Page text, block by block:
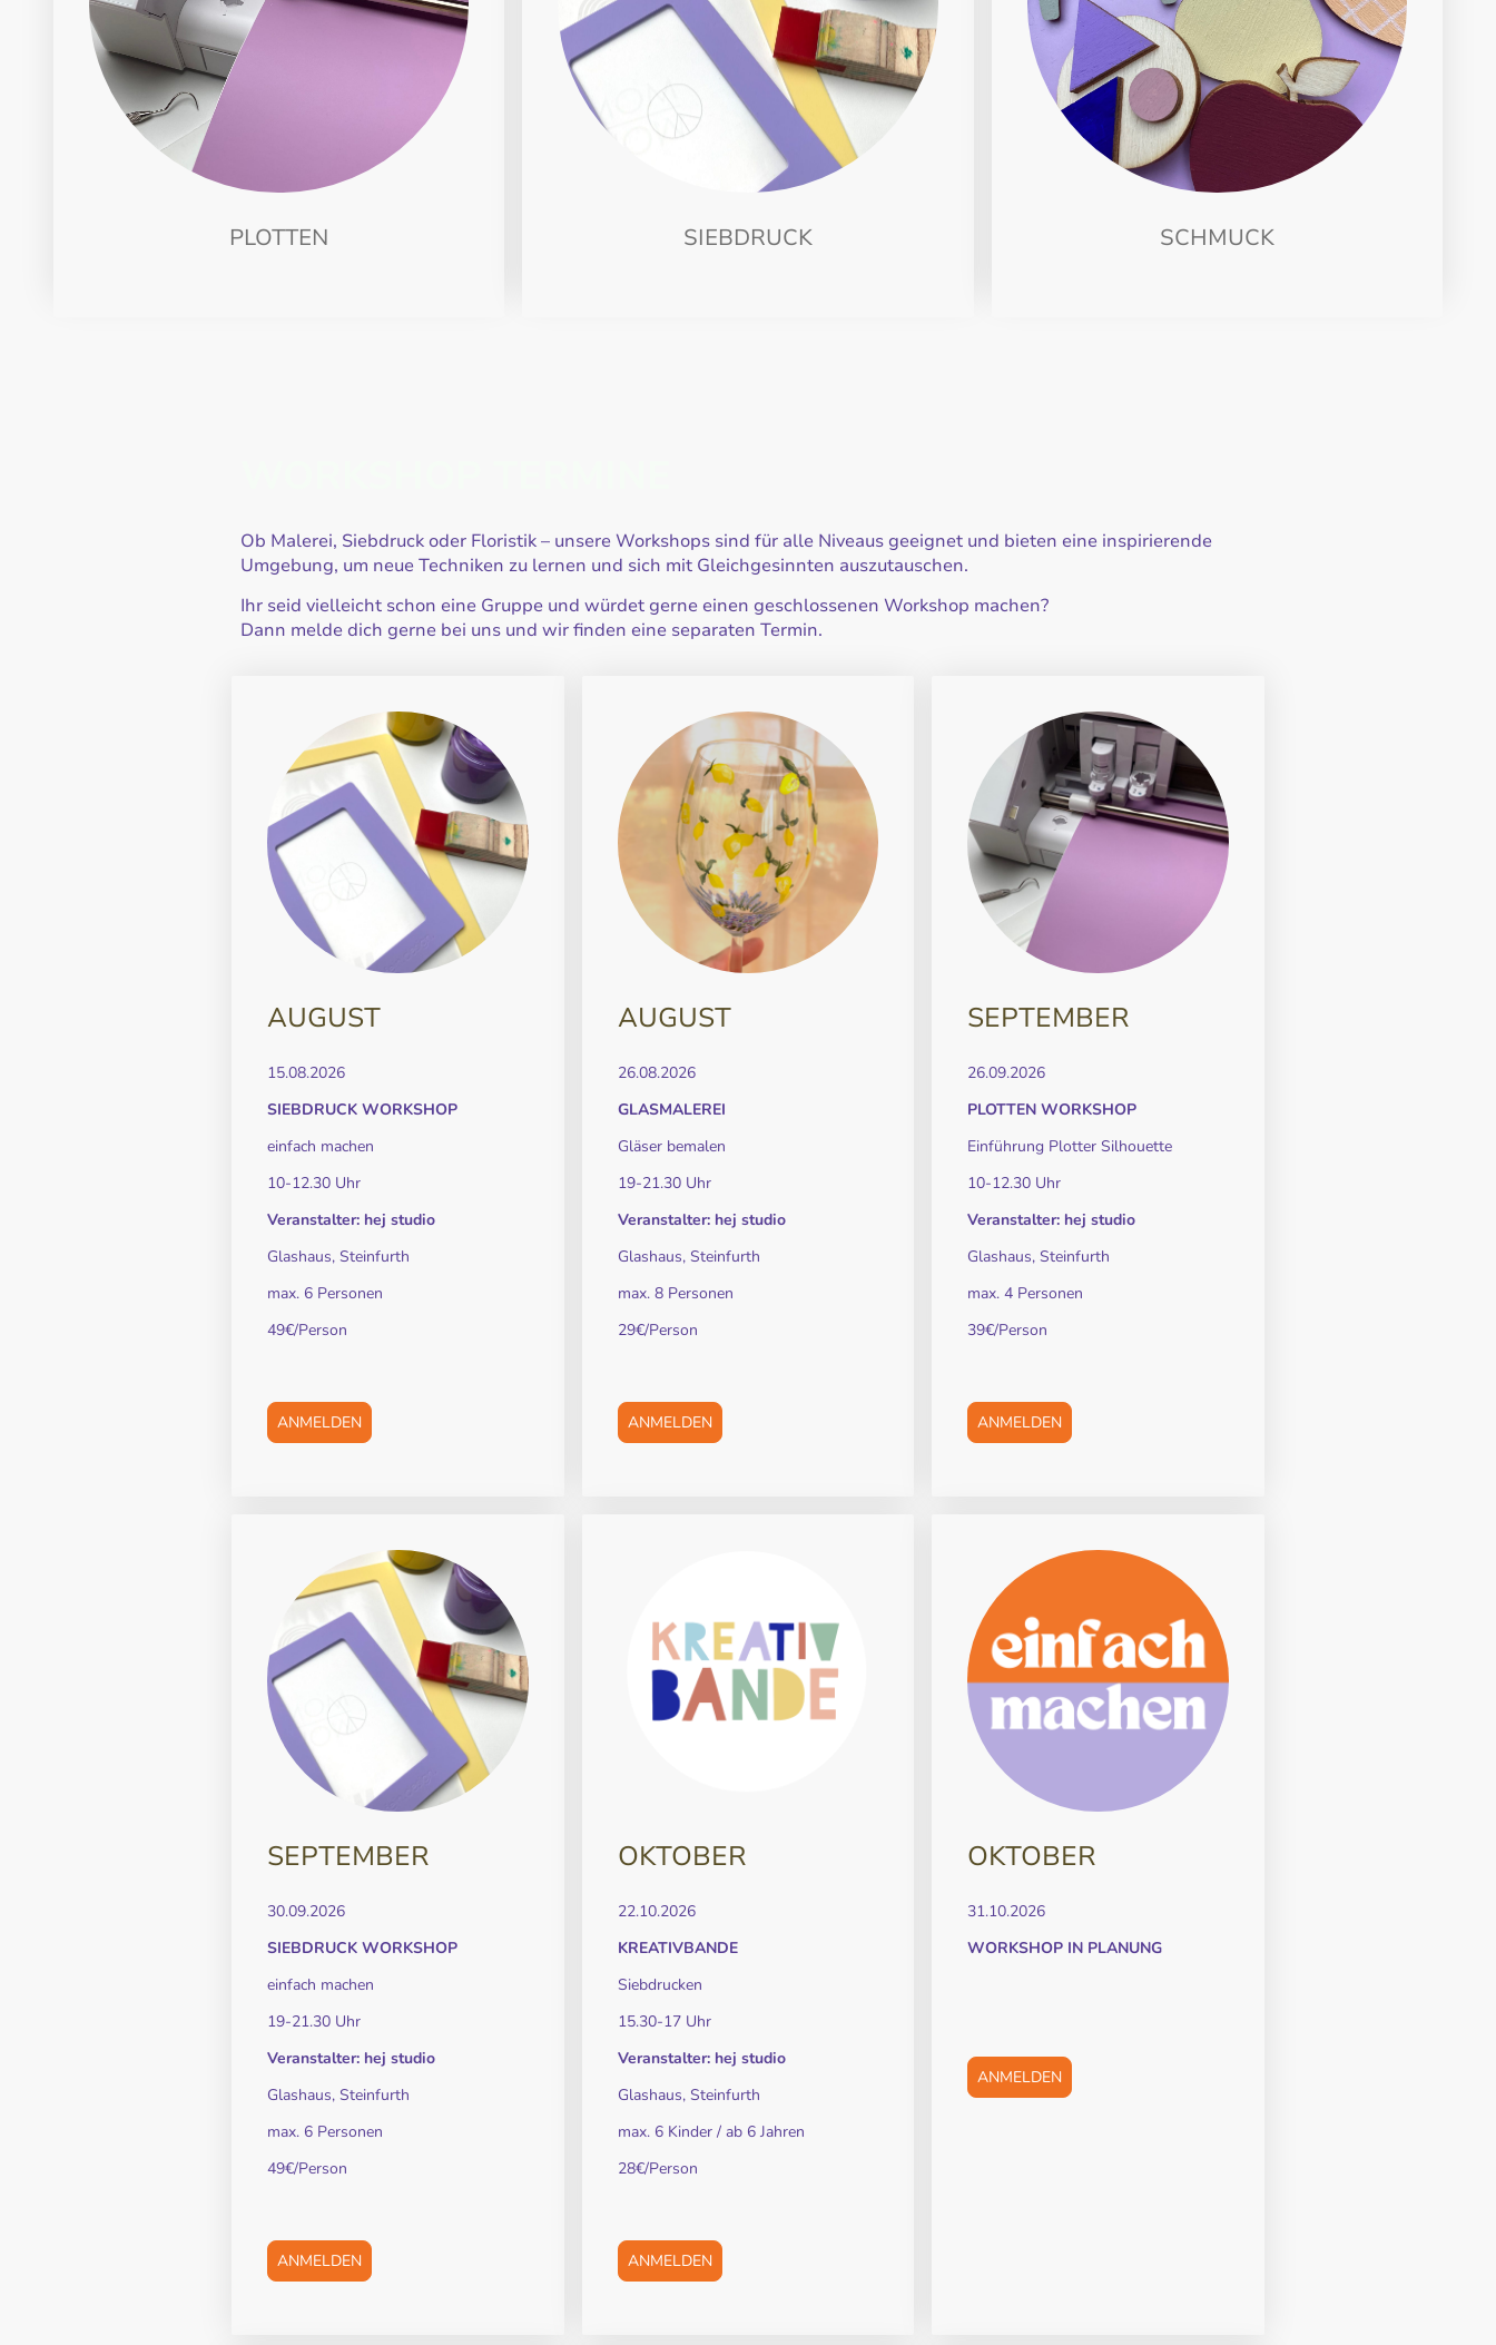
PLOTTEN SIEBDRUCK SCHMUCK
Ob Malerei, Siebdruck oder Floristik – unsere Workshops sind für alle Niveaus geeignet und bieten eine inspirierende
Umgebung, um neue Techniken zu lernen und sich mit Gleichgesinnten auszutauschen.
Ihr seid vielleicht schon eine Gruppe und würdet gerne einen geschlossenen Workshop machen?
Dann melde dich gerne bei uns und wir finden eine separaten Termin.
AUGUST
15.08.2026
SIEBDRUCK WORKSHOP
einfach machen
10-12.30 Uhr
Veranstalter: hej studio
Glashaus, Steinfurth
max. 6 Personen
49€/Person
ANMELDEN
AUGUST
26.08.2026
GLASMALEREI
Gläser bemalen
19-21.30 Uhr
Veranstalter: hej studio
Glashaus, Steinfurth
max. 8 Personen
29€/Person
ANMELDEN
SEPTEMBER
26.09.2026
PLOTTEN WORKSHOP
Einführung Plotter Silhouette
10-12.30 Uhr
Veranstalter: hej studio
Glashaus, Steinfurth
max. 4 Personen
39€/Person
ANMELDEN
SEPTEMBER
30.09.2026
SIEBDRUCK WORKSHOP
einfach machen
19-21.30 Uhr
Veranstalter: hej studio
Glashaus, Steinfurth
max. 6 Personen
49€/Person
ANMELDEN
OKTOBER
22.10.2026
KREATIVBANDE
Siebdrucken
15.30-17 Uhr
Veranstalter: hej studio
Glashaus, Steinfurth
max. 6 Kinder / ab 6 Jahren
28€/Person
ANMELDEN
OKTOBER
31.10.2026
WORKSHOP IN PLANUNG
ANMELDEN